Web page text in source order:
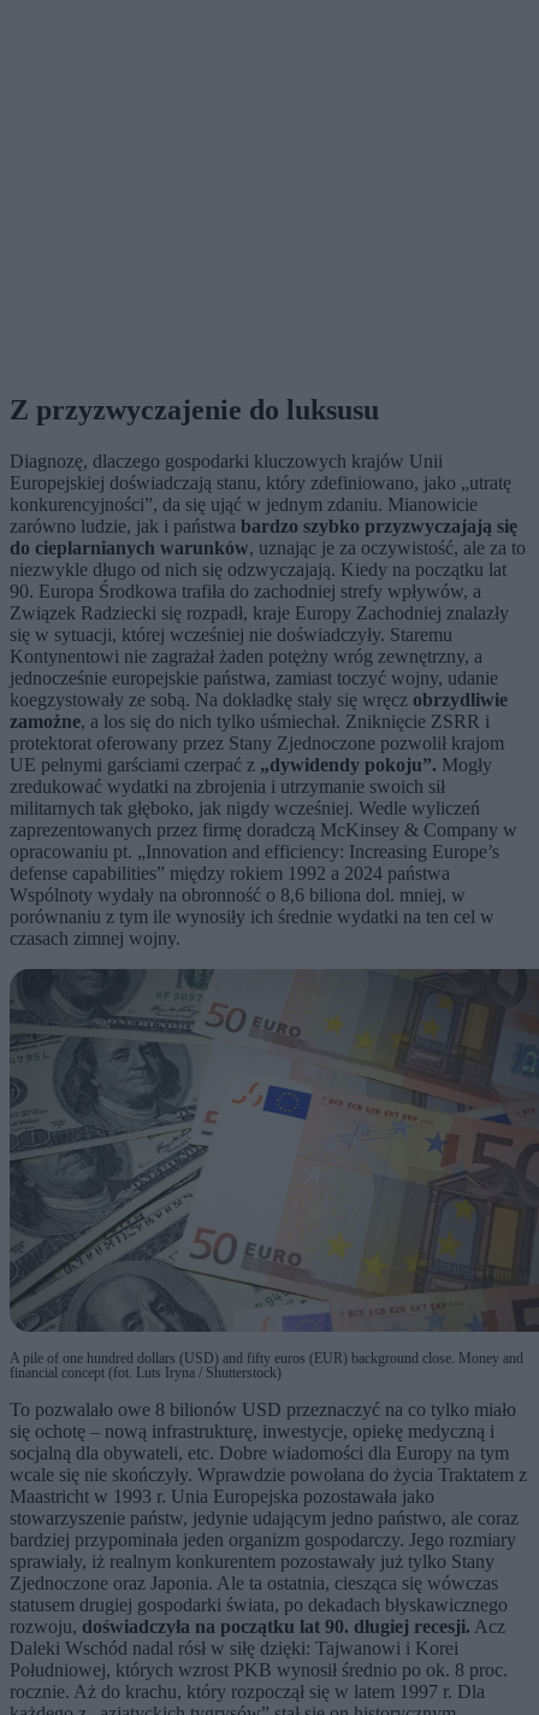
Z przyzwyczajenie do luksusu
Diagnozę, dlaczego gospodarki kluczowych krajów Unii
Europejskiej doświadczają stanu, który zdefiniowano, jako „utratę
konkurencyjności”, da się ująć w jednym zdaniu. Mianowicie
zarówno ludzie, jak i państwa bardzo szybko przyzwyczajają się
do cieplarnianych warunków, uznając je za oczywistość, ale za to
niezwykle długo od nich się odzwyczajają. Kiedy na początku lat
90. Europa Środkowa trafiła do zachodniej strefy wpływów, a
Związek Radziecki się rozpadł, kraje Europy Zachodniej znalazły
się w sytuacji, której wcześniej nie doświadczyły. Staremu
Kontynentowi nie zagrażał żaden potężny wróg zewnętrzny, a
jednocześnie europejskie państwa, zamiast toczyć wojny, udanie
koegzystowały ze sobą. Na dokładkę stały się wręcz obrzydliwie
zamożne, a los się do nich tylko uśmiechał. Zniknięcie ZSRR i
protektorat oferowany przez Stany Zjednoczone pozwolił krajom
UE pełnymi garściami czerpać z „dywidendy pokoju”. Mogły
zredukować wydatki na zbrojenia i utrzymanie swoich sił
militarnych tak głęboko, jak nigdy wcześniej. Wedle wyliczeń
zaprezentowanych przez firmę doradczą McKinsey & Company w
opracowaniu pt. „Innovation and efficiency: Increasing Europe’s
defense capabilities” między rokiem 1992 a 2024 państwa
Wspólnoty wydały na obronność o 8,6 biliona dol. mniej, w
porównaniu z tym ile wynosiły ich średnie wydatki na ten cel w
czasach zimnej wojny.
A pile of one hundred dollars (USD) and fifty euros (EUR) background close. Money and
financial concept (fot. Luts Iryna / Shutterstock)
To pozwalało owe 8 bilionów USD przeznaczyć na co tylko miało
się ochotę – nową infrastrukturę, inwestycje, opiekę medyczną i
socjalną dla obywateli, etc. Dobre wiadomości dla Europy na tym
wcale się nie skończyły. Wprawdzie powołana do życia Traktatem z
Maastricht w 1993 r. Unia Europejska pozostawała jako
stowarzyszenie państw, jedynie udającym jedno państwo, ale coraz
bardziej przypominała jeden organizm gospodarczy. Jego rozmiary
sprawiały, iż realnym konkurentem pozostawały już tylko Stany
Zjednoczone oraz Japonia. Ale ta ostatnia, ciesząca się wówczas
statusem drugiej gospodarki świata, po dekadach błyskawicznego
rozwoju, doświadczyła na początku lat 90. długiej recesji. Acz
Daleki Wschód nadal rósł w siłę dzięki: Tajwanowi i Korei
Południowej, których wzrost PKB wynosił średnio po ok. 8 proc.
rocznie. Aż do krachu, który rozpoczął się w latem 1997 r. Dla